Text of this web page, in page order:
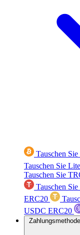
Tauschen
Tauschen Sie
Tauschen Sie
Tauschen
ERC20
USDC ERC20